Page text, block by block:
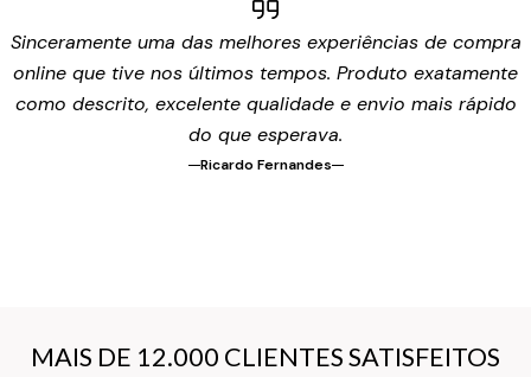
Sinceramente uma das melhores experiências de compra
online que tive nos últimos tempos. Produto exatamente
como descrito, excelente qualidade e envio mais rápido
do que esperava.
Ricardo Fernandes
MAIS DE 12.000 CLIENTES SATISFEITOS
MAIS DE 12.000 CLIENTES SATISFEITOS